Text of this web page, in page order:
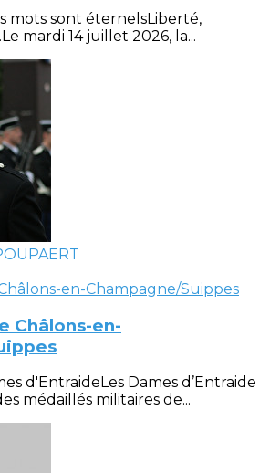
mots sont éternelsLiberté,
mardi 14 juillet 2026, la...
Châlons-en-
d'EntraideLes Dames d’Entraide
médaillés militaires de...